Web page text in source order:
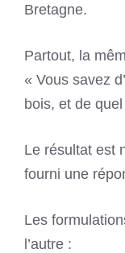
Bretagne.
Partout, la
« Vous savez
bois, et de
Le résultat est
fourni une
Les
l’autre :